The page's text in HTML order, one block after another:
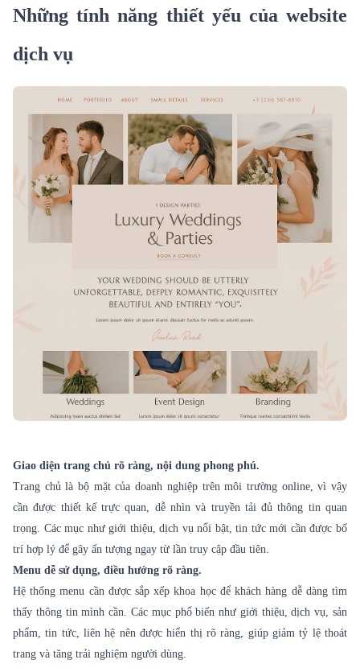
Những tính năng thiết yếu của website
dịch vụ
Giao diện trang chủ rõ ràng, nội dung phong phú.
Trang chủ là bộ mặt của doanh nghiệp trên môi trường online, vì vậy
cần được thiết kế trực quan, dễ nhìn và truyền tải đủ thông tin quan
trọng. Các mục như giới thiệu, dịch vụ nổi bật, tin tức mới cần được bố
trí hợp lý để gây ấn tượng ngay từ lần truy cập đầu tiên.
Menu dễ sử dụng, điều hướng rõ ràng.
Hệ thống menu cần được sắp xếp khoa học để khách hàng dễ dàng tìm
thấy thông tin mình cần. Các mục phổ biến như giới thiệu, dịch vụ, sản
phẩm, tin tức, liên hệ nên được hiển thị rõ ràng, giúp giảm tỷ lệ thoát
trang và tăng trải nghiệm người dùng.